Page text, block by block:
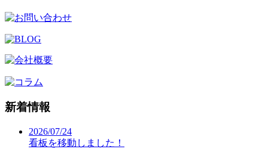
新着情報
2026/07/24
看板を移動しました！